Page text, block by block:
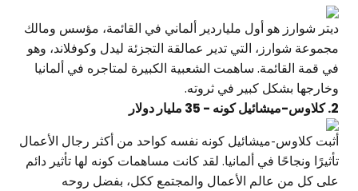
ديتر شوارز هو أول ملياردير ألماني في القائمة، مؤسس ومالك
مجموعة شوارز، التي تدير عمالقة التجزئة ليدل وكوفلاند، وهو
في قمة القائمة. ساهمت الشعبية الكبيرة لمتاجره في ألمانيا
وخارجها بشكل كبير في ثروته.
2. كلاوس-ميشائيل كونه - 35 مليار دولار
أثبت كلاوس-ميشائيل كونه نفسه كواحد من أكثر رجال الأعمال
تأثيرًا ونجاحًا في ألمانيا. لقد كانت مساهمات كونه لها تأثير دائم
على كل من عالم الأعمال والمجتمع ككل، بفضل روحه